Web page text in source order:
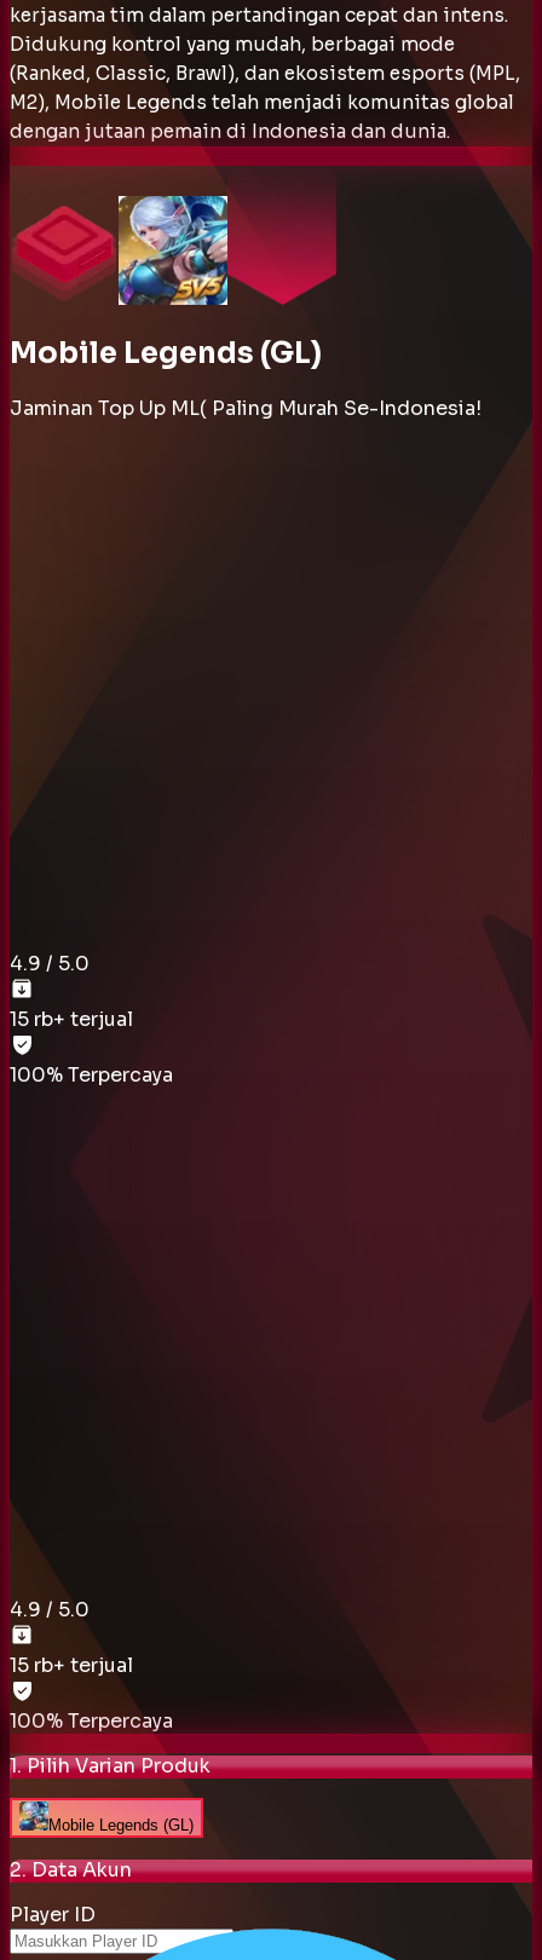
kerjasama tim dalam pertandingan cepat dan intens.
Didukung kontrol yang mudah, berbagai mode
(Ranked, Classic, Brawl), dan ekosistem esports (MPL,
M2), Mobile Legends telah menjadi komunitas global
dengan jutaan pemain di Indonesia dan dunia.
Mobile Legends (GL)
Jaminan Top Up ML( Paling Murah Se-Indonesia!
4.9 / 5.0
15 rb+ terjual
100% Terpercaya
4.9 / 5.0
15 rb+ terjual
100% Terpercaya
1. Pilih Varian Produk
Mobile Legends (GL)
2. Data Akun
Player ID